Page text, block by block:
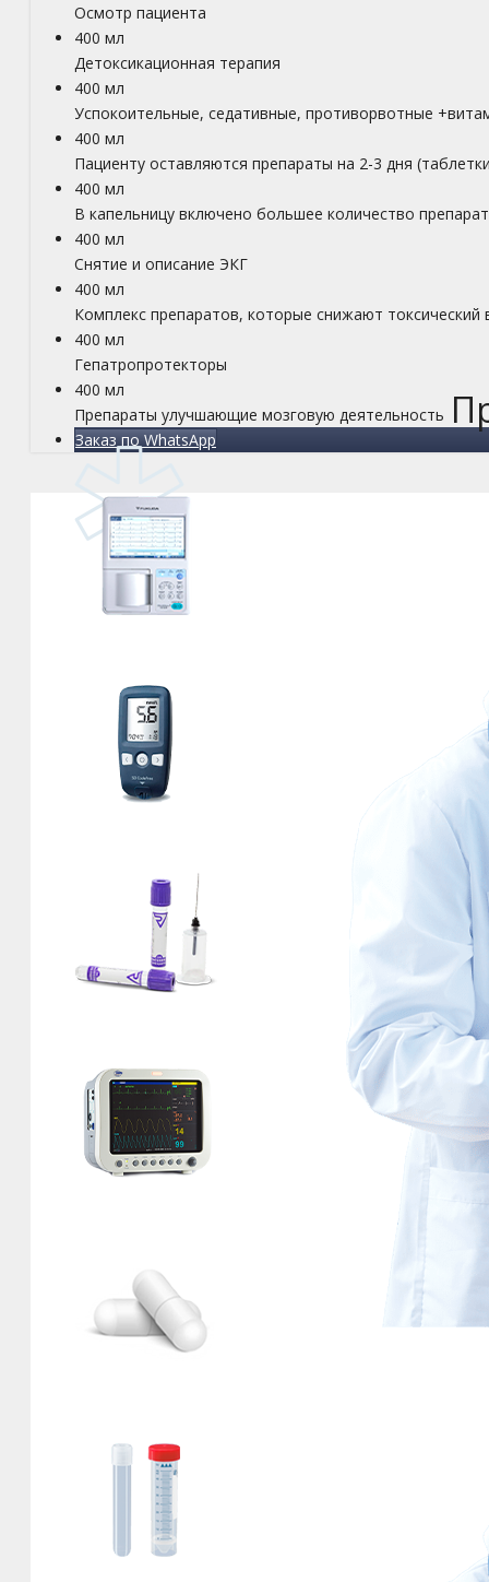
Осмотр пациента
400 мл
Детоксикационная терапия
400 мл
Успокоительные, седативные, противорвотные
400 мл
Пациенту оставляются препараты на 2-3 дня
400 мл
В капельницу включено большее количество
400 мл
Снятие и описание ЭКГ
400 мл
Комплекс препаратов, которые снижают токсический
400 мл
Гепатропротекторы
400 мл
Препараты улучшающие мозговую деятельность
Заказ по WhatsApp